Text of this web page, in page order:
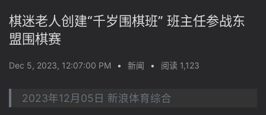
棋迷老人创建“千岁围棋班” 班主任参战东
盟围棋赛
Dec 5, 2023, 12:07:00 PM • 新闻 • 阅读 1,123
2023年12月05日 新浪体育综合